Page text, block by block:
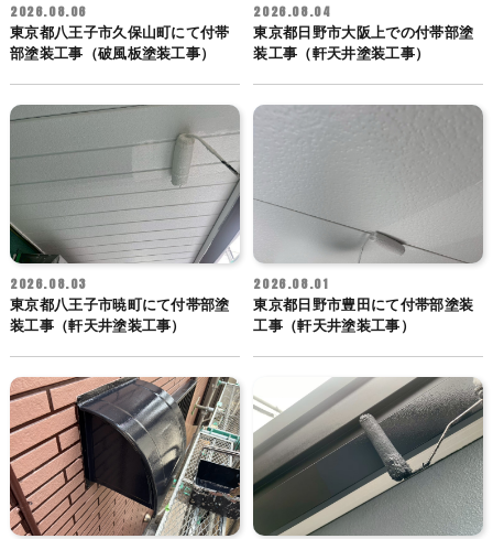
2026.08.06
東京都八王子市久保山町にて付帯
部塗装工事（破風板塗装工事）
2026.08.04
東京都日野市大阪上での付帯部塗
装工事（軒天井塗装工事）
2026.08.03
東京都八王子市暁町にて付帯部塗
装工事（軒天井塗装工事）
2026.08.01
東京都日野市豊田にて付帯部塗装
工事（軒天井塗装工事）